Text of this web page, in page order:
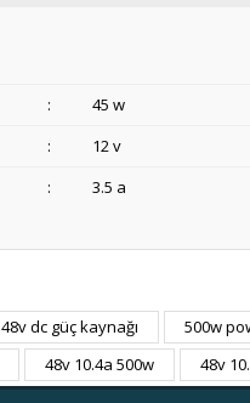
:
45 w
:
12 v
: 3.5 a
48v dc güç kaynağı 500w
48v 10.4a 500w 48v